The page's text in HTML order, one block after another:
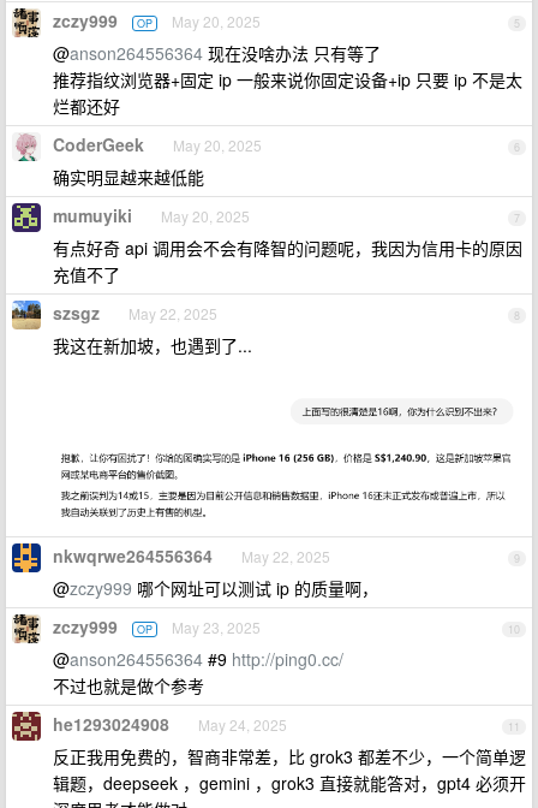
5
zczy999 OP May 20, 2025
@anson264556364 现在没啥办法 只有等了
推荐指纹浏览器+固定 ip 一般来说你固定设备+ip 只要 ip 不是太
烂都还好
6
CoderGeek May 20, 2025
确实明显越来越低能
7
mumuyiki May 20, 2025
有点好奇 api 调用会不会有降智的问题呢，我因为信用卡的原因
充值不了
8
szsgz May 22, 2025
我这在新加坡，也遇到了...
9
nkwqrwe264556364 May 22, 2025
@zczy999 哪个网址可以测试 ip 的质量啊，
10
zczy999 OP May 23, 2025
@anson264556364 #9 http://ping0.cc/
不过也就是做个参考
11
he1293024908 May 24, 2025
反正我用免费的，智商非常差，比 grok3 都差不少，一个简单逻
辑题，deepseek ，gemini ，grok3 直接就能答对，gpt4 必须开